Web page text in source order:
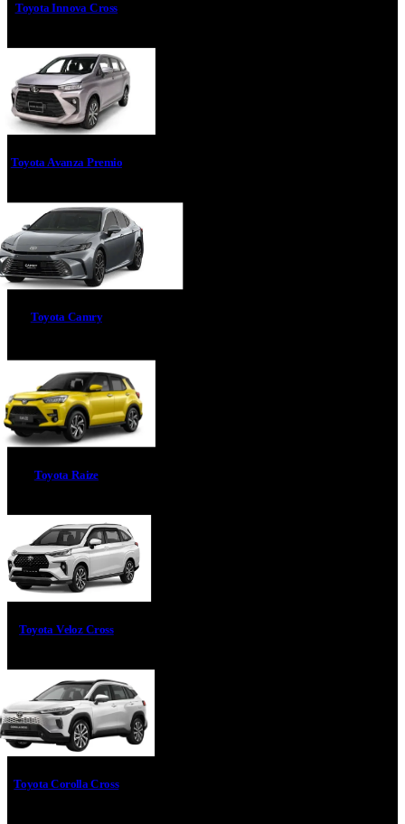
Toyota Innova Cross
Toyota Avanza Premio
Toyota Camry
Toyota Raize
Toyota Veloz Cross
Toyota Corolla Cross